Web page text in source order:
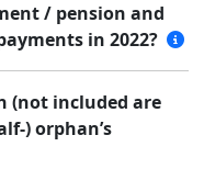
/ pension and
in 2022?
(not included are
) orphan’s